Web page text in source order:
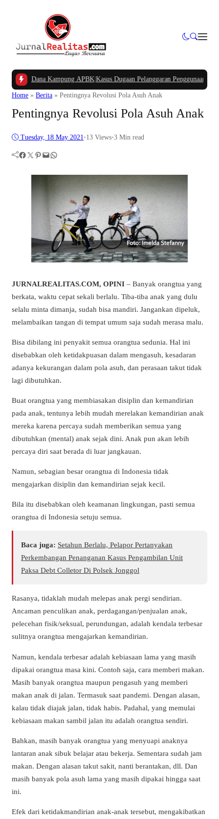
Dana Kampung APBK|Kasus Dugaan Pelanggaran Penggunaan Jalur
Home » Berita » Pentingnya Revolusi Pola Asuh Anak
Pentingnya Revolusi Pola Asuh Anak
Tuesday, 18 May 2021•13 Views•3 Min read
Facebook Twitter Pinterest Mail WhatsApp
JURNALREALITAS.COM, OPINI – Banyak orangtua yang
berkata, waktu cepat sekali berlalu. Tiba-tiba anak yang dulu
selalu minta dimanja, sudah bisa mandiri. Jangankan dipeluk,
melambaikan tangan di tempat umum saja sudah merasa malu.
Bisa dibilang ini penyakit semua orangtua sedunia. Hal ini
disebabkan oleh ketidakpuasan dalam mengasuh, kesadaran
adanya kekurangan dalam pola asuh, dan perasaan takut tidak
lagi dibutuhkan.
Buat orangtua yang membiasakan disiplin dan kemandirian
pada anak, tentunya lebih mudah merelakan kemandirian anak
mereka karena percaya sudah memberikan semua yang
dibutuhkan (mental) anak sejak dini. Anak pun akan lebih
percaya diri saat berada di luar jangkauan.
Namun, sebagian besar orangtua di Indonesia tidak
mengajarkan disiplin dan kemandirian sejak kecil.
Bila itu disebabkan oleh keamanan lingkungan, pasti semua
orangtua di Indonesia setuju semua.
Baca juga: Setahun Berlalu, Pelapor Pertanyakan
Perkembangan Penanganan Kasus Pengambilan Unit
Paksa Debt Colletor Di Polsek Jonggol
Rasanya, tidaklah mudah melepas anak pergi sendirian.
Ancaman penculikan anak, perdagangan/penjualan anak,
pelecehan fisik/seksual, perundungan, adalah kendala terbesar
sulitnya orangtua mengajarkan kemandirian.
Namun, kendala terbesar adalah kebiasaan lama yang masih
dipakai orangtua masa kini. Contoh saja, cara memberi makan.
Masih banyak orangtua maupun pengasuh yang memberi
makan anak di jalan. Termasuk saat pandemi. Dengan alasan,
kalau tidak diajak jalan, tidak habis. Padahal, yang memulai
kebiasaan makan sambil jalan itu adalah orangtua sendiri.
Bahkan, masih banyak orangtua yang menyuapi anaknya
lantaran anak sibuk belajar atau bekerja. Sementara sudah jam
makan. Dengan alasan takut sakit, nanti berantakan, dll. Dan
masih banyak pola asuh lama yang masih dipakai hingga saat
ini.
Efek dari ketidakmandirian anak-anak tersebut, mengakibatkan